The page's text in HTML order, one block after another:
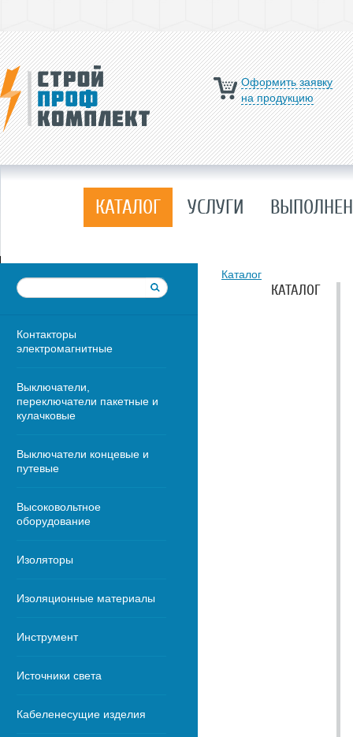
Оформить заявку
на продукцию
КАТАЛОГ УСЛУГИ
Контакторы
электромагнитные
Выключатели,
переключатели пакетные и
кулачковые
Выключатели концевые и
путевые
Высоковольтное
оборудование
Изоляторы
Изоляционные материалы
Инструмент
Источники света
Кабеленесущие изделия
Каталог
КАТАЛОГ